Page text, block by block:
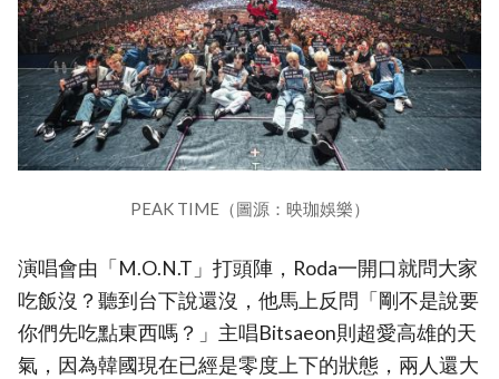
PEAK TIME（圖源：映珈娛樂）
演唱會由「M.O.N.T」打頭陣，Roda一開口就問大家
吃飯沒？聽到台下說還沒，他馬上反問「剛不是說要
你們先吃點東西嗎？」主唱Bitsaeon則超愛高雄的天
氣，因為韓國現在已經是零度上下的狀態，兩人還大